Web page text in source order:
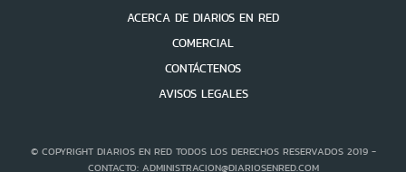
ACERCA DE DIARIOS EN RED
COMERCIAL
CONTÁCTENOS
AVISOS LEGALES
© COPYRIGHT DIARIOS EN RED TODOS LOS DERECHOS RESERVADOS 2019 -
CONTACTO: ADMINISTRACION@DIARIOSENRED.COM